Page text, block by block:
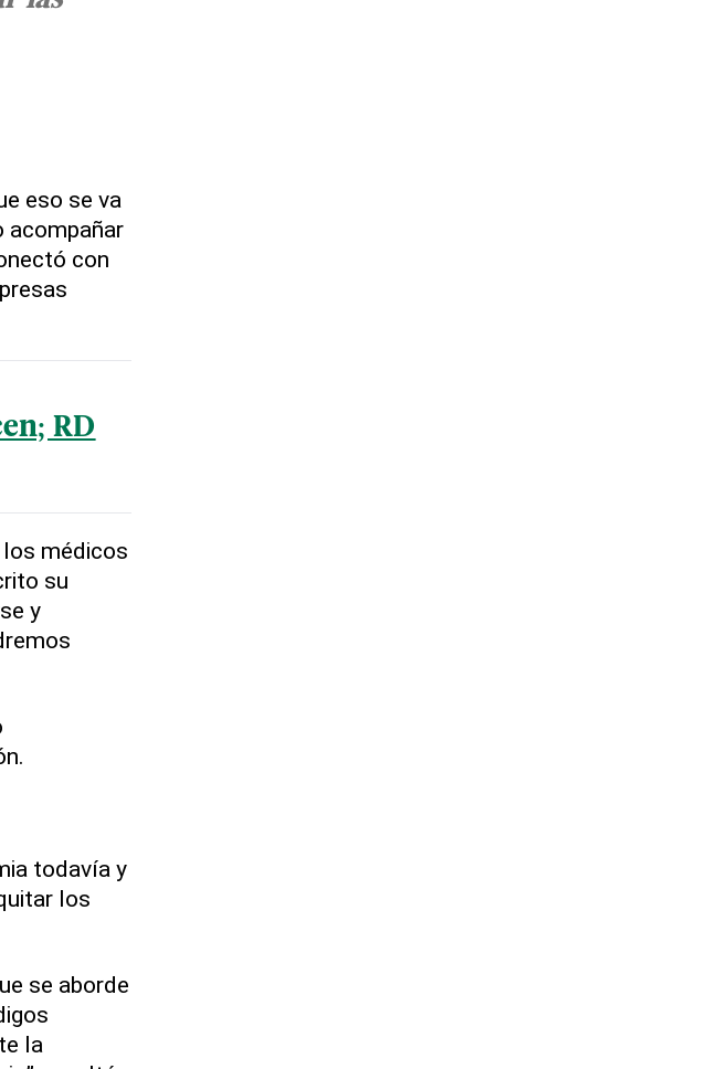
eso se va
acompañar
con
RD
los médicos
su
y
todavía y
los
se aborde
la